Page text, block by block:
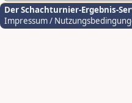
Der Schachturnier-Ergebnis-
Impressum /